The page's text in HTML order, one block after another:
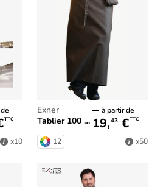
TTC
x10
Exner
Tablier 100 x 100 cm
à partir de
19,43 €TTC
12 x50